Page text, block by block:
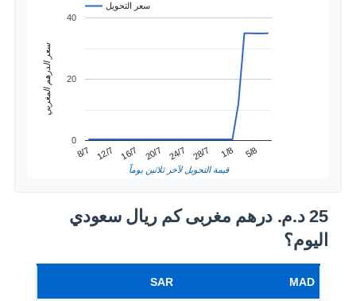
سعر التحويل
8/7 12/7 16/7 20/7 24/7 28/7 1/8 5/8
0
20
40
قيمة التحويل لآخر ثلاثين يوماً
سعر الدرهم المغربي
25 د.م.‏ درهم مغربى كم ريال سعودي
اليوم؟
MAD
SAR